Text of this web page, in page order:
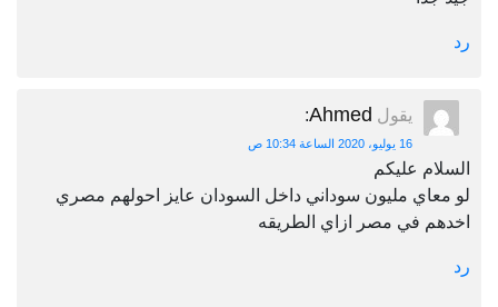
رد
يقول Ahmed
:
16 يوليو، 2020 الساعة 10:34 ص
السلام عليكم
لو معاي مليون سوداني داخل السودان عايز احولهم مصري
اخدهم في مصر ازاي الطريقه
رد